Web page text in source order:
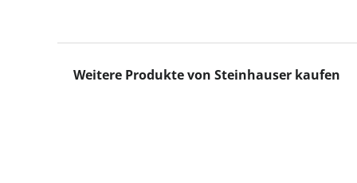
Produktgalerie überspringen
Weitere Produkte von Steinhauser kaufen